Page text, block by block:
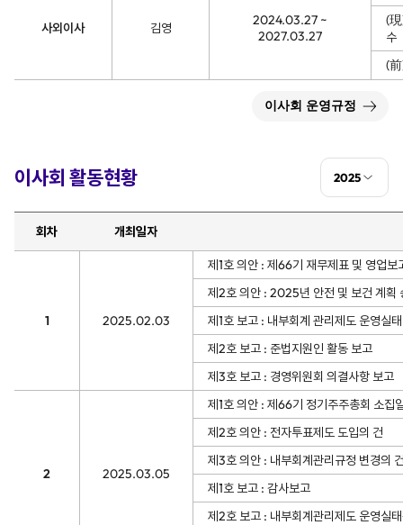
사외이사 김영
2024.03.27 ~
2027.03.27
(
수
(
이사회 운영규정
이사회 활동현황 2025
회차 개최일자
1 2025.02.03
제1호 의안 : 제66기 재무제표 및 영업보
제2호 의안 : 2025년 안전 및 보건 계획
제1호 보고 : 내부회계 관리제도 운영실
제2호 보고 : 준법지원인 활동 보고
제3호 보고 : 경영위원회 의결사항 보고
2 2025.03.05
제1호 의안 : 제66기 정기주주총회 소집
제2호 의안 : 전자투표제도 도입의 건
제3호 의안 : 내부회계관리규정 변경의
제1호 보고 : 감사보고
제2호 보고 : 내부회계관리제도 운영실